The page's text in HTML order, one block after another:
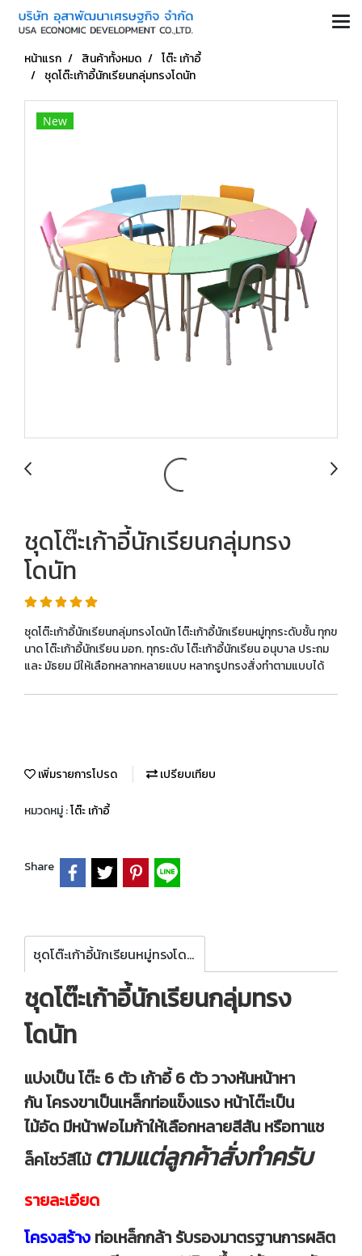
หน้าแรก สินค้าทั้งหมด
โต๊ะ เก้าอี้
ชุดโต๊ะเก้าอี้นักเรียนกลุ่มทรงโดนัท
New
ชุดโต๊ะเก้าอี้นักเรียนกลุ่มทรง
โดนัท
ชุดโต๊ะเก้าอี้นักเรียนกลุ่มทรงโดนัท โต๊ะเก้าอี้นักเรียนหมู่ทุกระดับชั้น ทุกข
นาด โต๊ะเก้าอี้นักเรียน มอก. ทุกระดับ โต๊ะเก้าอี้นักเรียน อนุบาล ประถม
และ มัธยม มีให้เลือกหลากหลายแบบ หลากรูปทรงสั่งทำตามแบบได้
เพิ่มรายการโปรด เปรียบเทียบ
หมวดหมู่ :โต๊ะ เก้าอี้
Share
ชุดโต๊ะเก้าอี้นักเรียนหมู่ทรงโดนัท
ชุดโต๊ะเก้าอี้นักเรียนกลุ่มทรง
โดนัท
แบ่งเป็น โต๊ะ 6 ตัว เก้าอี้ 6 ตัว วางหันหน้าหา
กันโครงขาเป็นเหล็กท่อแข็งแรง หน้าโต๊ะเป็น
ไม้อัด มีหน้าฟอไมก้าให้เลือกหลายสีสัน หรือทาแช
ล็คโชว์สีไม้ตามแต่ลูกค้าสั่งทำครับ
รายละเอียด
โครงสร้าง ท่อเหล็กกล้า รับรองมาตรฐานการผลิต